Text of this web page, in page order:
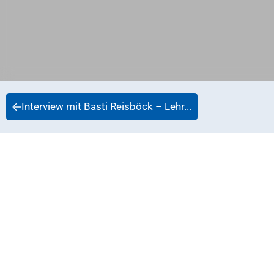
Interview mit Basti Reisböck – Lehr...